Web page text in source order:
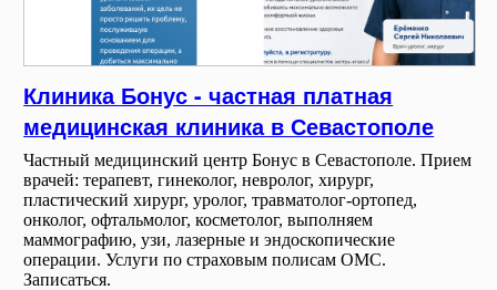
Клиника Бонус - частная платная
медицинская клиника в Севастополе
Частный медицинский центр Бонус в Севастополе. Прием
врачей: терапевт, гинеколог, невролог, хирург,
пластический хирург, уролог, травматолог-ортопед,
онколог, офтальмолог, косметолог, выполняем
маммографию, узи, лазерные и эндоскопические
операции. Услуги по страховым полисам ОМС.
Записаться.